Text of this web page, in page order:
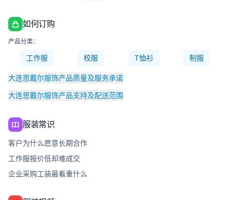
如何订购
产品分类：
工作服 校服 T恤衫 制服
大连思戴尔服饰产品质量及服务承诺
大连思戴尔服饰产品支持及配送范围
服装常识
客户为什么愿意长期合作
工作服报价低却难成交
企业采购工装最看重什么